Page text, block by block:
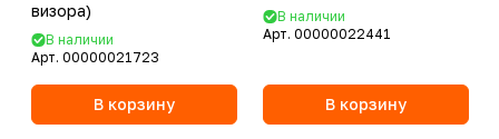
визора)
В наличии
Арт. 00000021723
В корзину
В наличии
Арт. 00000022441
В корзину